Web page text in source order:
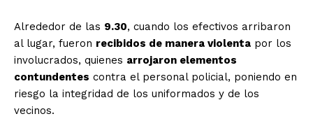
Alrededor de las 9.30, cuando los efectivos arribaron
al lugar, fueron recibidos de manera violenta por los
involucrados, quienes arrojaron elementos
contundentes contra el personal policial, poniendo en
riesgo la integridad de los uniformados y de los
vecinos.